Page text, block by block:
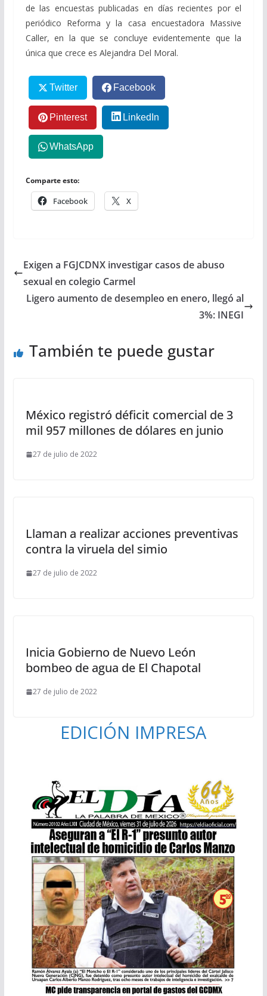
de las encuestas publicadas en días recientes por el
periódico Reforma y la casa encuestadora Massive
Caller, en la que se concluye evidentemente que la
única que crece es Alejandra Del Moral.
Twitter Facebook
Pinterest LinkedIn
WhatsApp
Comparte esto:
Facebook X
Exigen a FGJCDNX investigar casos de abuso
sexual en colegio Carmel
Ligero aumento de desempleo en enero, llegó al
3%: INEGI
También te puede gustar
México registró déficit comercial de 3
mil 957 millones de dólares en junio
27 de julio de 2022
Llaman a realizar acciones preventivas
contra la viruela del simio
27 de julio de 2022
Inicia Gobierno de Nuevo León
bombeo de agua de El Chapotal
27 de julio de 2022
EDICIÓN IMPRESA